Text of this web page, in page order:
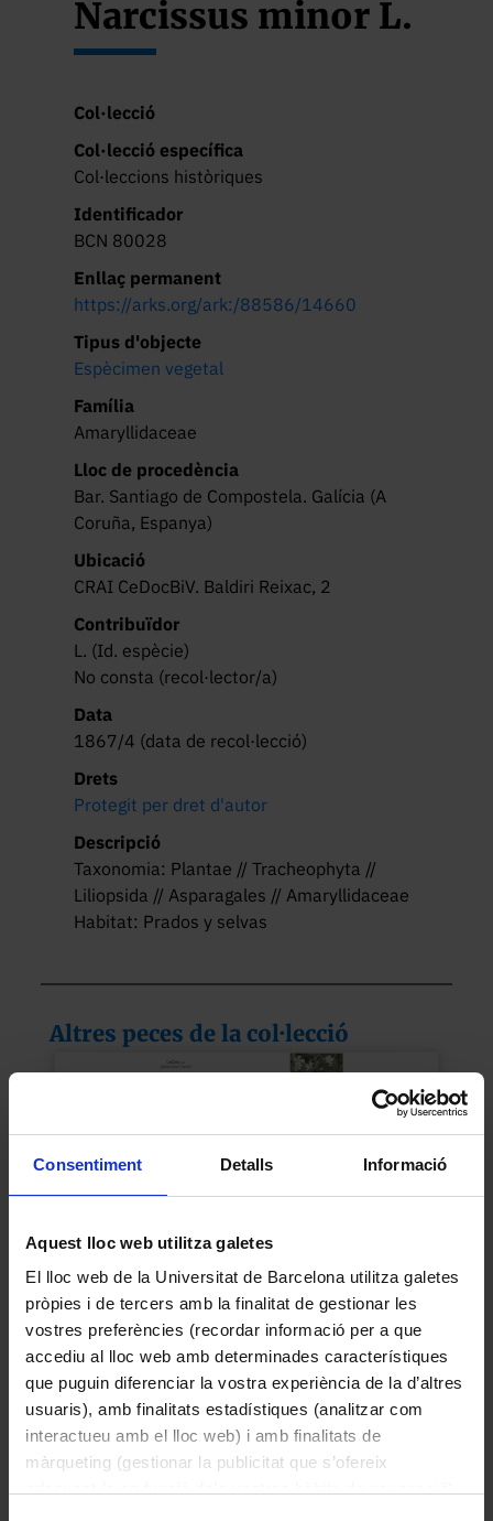
Consentiment Detalls Informació
Aquest lloc web utilitza galetes
El lloc web de la Universitat de Barcelona utilitza galetes
pròpies i de tercers amb la finalitat de gestionar les
vostres preferències (recordar informació per a que
accediu al lloc web amb determinades característiques
que puguin diferenciar la vostra experiència de la d’altres
usuaris), amb finalitats estadístiques (analitzar com
interactueu amb el lloc web) i amb finalitats de
màrqueting (gestionar la publicitat que s’ofereix
Narcissus minor L.
Col·lecció
Col·lecció específica
Col·leccions històriques
Identificador
BCN 80028
Enllaç permanent
https://arks.org/ark:/88586/14660
Tipus d'objecte
Espècimen vegetal
Família
Amaryllidaceae
Lloc de procedència
Bar. Santiago de Compostela. Galícia (A
Coruña, Espanya)
Ubicació
CRAI CeDocBiV. Baldiri Reixac, 2
Contribuïdor
L. (Id. espècie)
No consta (recol·lector/a)
Data
1867/4 (data de recol·lecció)
Drets
Protegit per dret d'autor
Descripció
Taxonomia: Plantae // Tracheophyta //
Liliopsida // Asparagales // Amaryllidaceae
Habitat: Prados y selvas
Altres peces de la col·lecció
Nerium oleander L. (Baladre)
2015